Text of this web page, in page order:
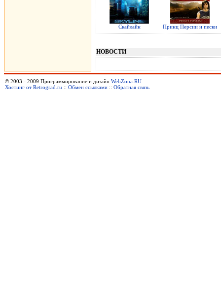
Скайлайн Принц Персии и пески
НОВОСТИ
© 2003 - 2009 Программирование и дизайн WebZona.RU
Хостинг от Retrograd.ru :: Обмен ссылками :: Обратная связь